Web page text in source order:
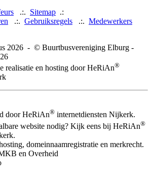
.:. Sitemap .:
.:. Gebruiksregels .:. Medewerkers
2026 - © Buurtbusvereniging Elburg -
realisatie en hosting door HeRiAn®
door HeRiAn® internetdiensten Nijkerk.
website nodig? Kijk eens bij HeRiAn®
domeinnaamregistratie en merkrecht.
en Overheid